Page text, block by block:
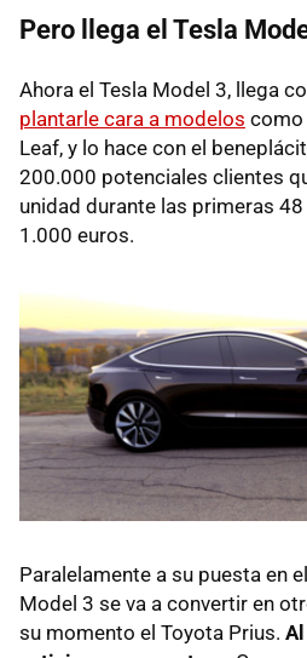
Pero llega el Tesla
Ahora el Tesla Model 3, llega
plantarle cara a modelos como
Leaf, y lo hace con el
200.000 potenciales clientes
unidad durante las primeras
1.000 euros.
Paralelamente a su puesta en
Model 3 se va a convertir en
su momento el Toyota Prius.